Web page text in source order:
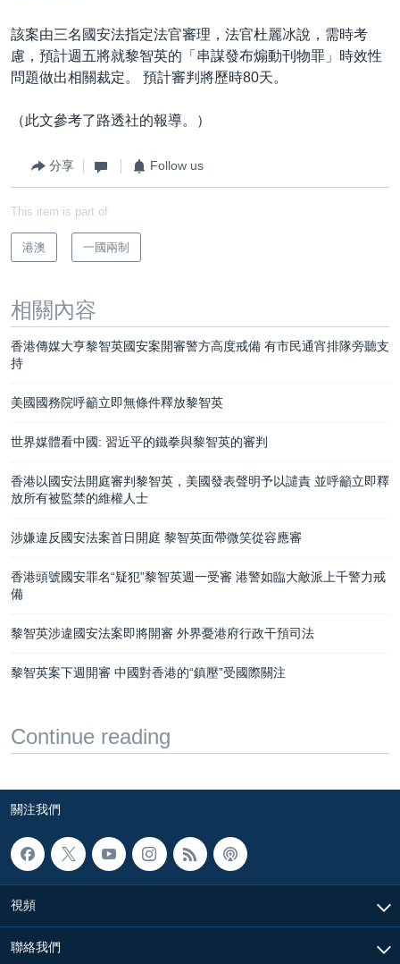
該案由三名國安法指定法官審理，法官杜麗冰說，需時考
慮，預計週五將就黎智英的「串謀發布煽動刊物罪」時效性
問題做出相關裁定。 預計審判將歷時80天。
（此文參考了路透社的報導。）
分享 Follow us
This item is part of
港澳 一國兩制
相關內容
香港傳媒大亨黎智英國安案開審警方高度戒備 有市民通宵排隊旁聽支
持
美國國務院呼籲立即無條件釋放黎智英
世界媒體看中國: 習近平的鐵拳與黎智英的審判
香港以國安法開庭審判黎智英，美國發表聲明予以譴責 並呼籲立即釋
放所有被監禁的維權人士
涉嫌違反國安法案首日開庭 黎智英面帶微笑從容應審
香港頭號國安罪名“疑犯”黎智英週一受審 港警如臨大敵派上千警力戒
備
黎智英涉違國安法案即將開審 外界憂港府行政干預司法
黎智英案下週開審 中國對香港的“鎮壓”受國際關注
Continue reading
關注我們
視頻
聯絡我們